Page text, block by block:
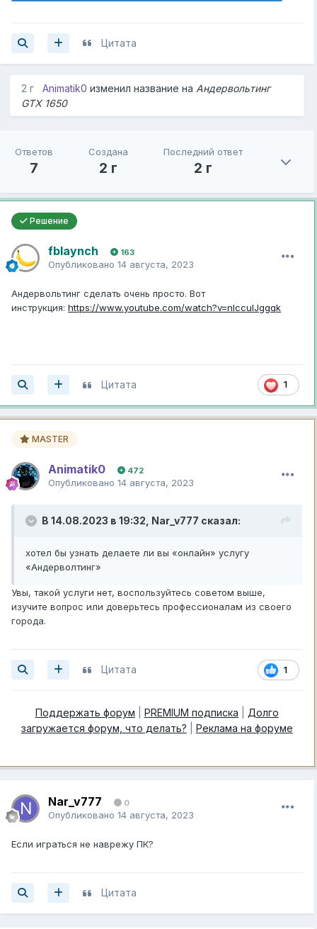
Цитата
2 г Animatik0 изменил название на Андервольтинг
GTX 1650
Ответов
7
Создана
2 г
Последний ответ
2 г
Решение
fblaynch 163
Опубликовано 14 августа, 2023
Андервольтинг сделать очень просто. Вот
инструкция: https://www.youtube.com/watch?v=nlccuIJggqk
1
Цитата
MASTER
Animatik0 472
Опубликовано 14 августа, 2023
В 14.08.2023 в 19:32, Nar_v777 сказал:
хотел бы узнать делаете ли вы «онлайн» услугу
«Андерволтинг»
Увы, такой услуги нет, воспользуйтесь советом выше,
изучите вопрос или доверьтесь профессионалам из своего
города.
1
Цитата
Поддержать форум PREMIUM подписка
Долго
загружается форум, что делать?
Реклама на форуме
Nar_v777 0
Опубликовано 14 августа, 2023
Если играться не наврежу ПК?
Цитата